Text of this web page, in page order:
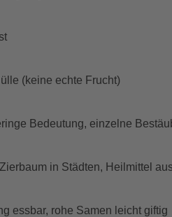
(keine echte Frucht)
Bedeutung, einzelne
Zierbaum in Städten, Heilmittel
essbar, rohe Samen leicht giftig